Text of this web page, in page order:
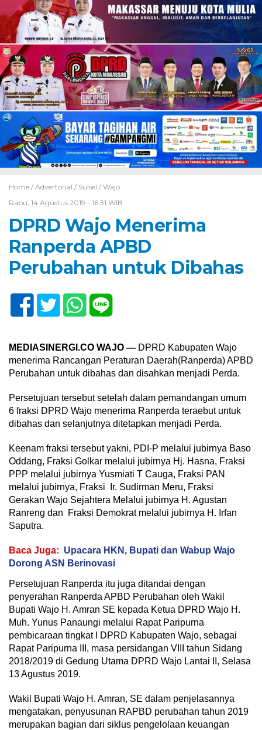
Home / Advertorial / Sulsel / Wajo
Rabu, 14 Agustus 2019 - 16:31 WIB
DPRD Wajo Menerima
Ranperda APBD
Perubahan untuk Dibahas
MEDIASINERGI.CO WAJO — DPRD Kabupaten Wajo
menerima Rancangan Peraturan Daerah(Ranperda) APBD
Perubahan untuk dibahas dan disahkan menjadi Perda.
Persetujuan tersebut setelah dalam pemandangan umum
6 fraksi DPRD Wajo menerima Ranperda teraebut untuk
dibahas dan selanjutnya ditetapkan menjadi Perda.
Keenam fraksi tersebut yakni, PDI-P melalui jubirnya Baso
Oddang, Fraksi Golkar melalui jubirnya Hj. Hasna, Fraksi
PPP melalui jubirnya Yusmiati T Cauga, Fraksi PAN
melalui jubirnya, Fraksi Ir. Sudirman Meru, Fraksi
Gerakan Wajo Sejahtera Melalui jubirnya H. Agustan
Ranreng dan Fraksi Demokrat melalui jubirnya H. Irfan
Saputra.
Baca Juga: Upacara HKN, Bupati dan Wabup Wajo
Dorong ASN Berinovasi
Persetujuan Ranperda itu juga ditandai dengan
penyerahan Ranperda APBD Perubahan oleh Wakil
Bupati Wajo H. Amran SE kepada Ketua DPRD Wajo H.
Muh. Yunus Panaungi melalui Rapat Paripurna
pembicaraan tingkat I DPRD Kabupaten Wajo, sebagai
Rapat Paripurna III, masa persidangan VIII tahun Sidang
2018/2019 di Gedung Utama DPRD Wajo Lantai II, Selasa
13 Agustus 2019.
Wakil Bupati Wajo H. Amran, SE dalam penjelasannya
mengatakan, penyusunan RAPBD perubahan tahun 2019
merupakan bagian dari siklus pengelolaan keuangan